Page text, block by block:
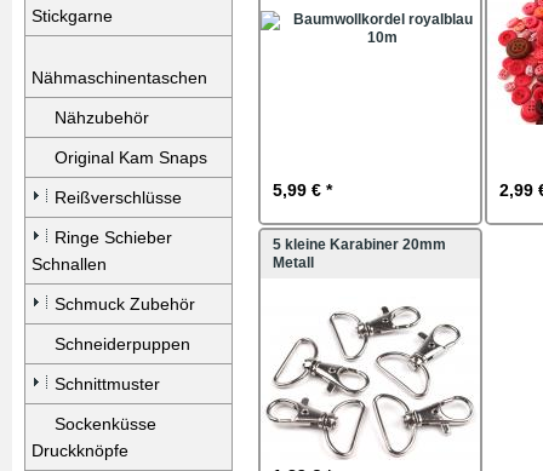
Stickgarne
Nähmaschinentaschen
Nähzubehör
Original Kam Snaps
Reißverschlüsse
Ringe Schieber
Schnallen
Schmuck Zubehör
Schneiderpuppen
Schnittmuster
Sockenküsse
Druckknöpfe
5,99 € * 2,99
5 kleine Karabiner 20mm
Metall